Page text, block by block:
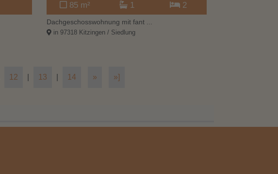
85 m² 1 2
Dachgeschosswohnung mit fant ...
in 97318 Kitzingen / Siedlung
12 13 14 » »]